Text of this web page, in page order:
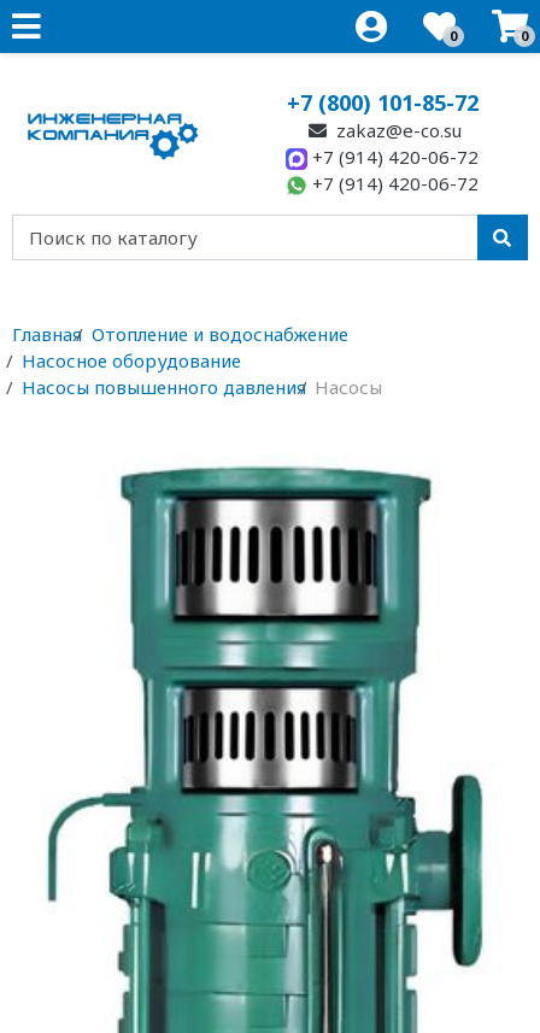
0 0
+7 (800) 101-85-72
zakaz@e-co.su
+7 (914) 420-06-72
+7 (914) 420-06-72
Главная Отопление и водоснабжение
Насосное оборудование
Насосы повышенного давления Насосы